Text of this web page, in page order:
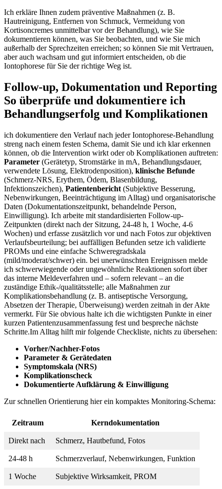
Ich erkläre Ihnen zudem ‌präventive Maßnahmen (z. B.
Hautreinigung, Entfernen von Schmuck, Vermeidung ⁢von
Kortisoncremes unmittelbar⁤ vor⁤ der Behandlung), wie Sie
dokumentieren ‍können, was⁤ Sie beobachten, und wie Sie mich
außerhalb der Sprechzeiten erreichen;⁣ so können​ Sie mit Vertrauen,
aber‍ auch wachsam⁢ und gut informiert entscheiden, ob die
Iontophorese ⁣für Sie der ‍richtige Weg ist.
Follow-up,​ Dokumentation⁤ und ‍Reporting
So überprüfe⁤ und dokumentiere ​ich
Behandlungserfolg und Komplikationen
ich dokumentiere den‍ Verlauf nach jeder Iontophorese-Behandlung⁤
streng nach einem festen Schema, damit Sie und‍ ich klar erkennen
können, ob die Intervention wirkt oder ob Komplikationen auftreten:
Parameter (Gerätetyp, Stromstärke in mA, Behandlungsdauer,
verwendete ‌Lösung, Elektrodenposition), klinische Befunde
(Schmerz-NRS, Erythem, Ödem, ​Blasenbildung,
Infektionszeichen), Patientenbericht (Subjektive Besserung,
Nebenwirkungen, Beeinträchtigung im Alltag) und organisatorische
Daten⁢ (Dokumentationszeitpunkt, behandelnde⁤ Person,
Einwilligung). Ich arbeite mit standardisierten Follow-up-
Zeitpunkten (direkt ⁢nach der Sitzung, 24-48 h, 1 ‍Woche, 4-6
Wochen) und erfasse zusätzlich vor⁢ und nach Fotos zur ‌objektiven⁢
Verlaufsbeurteilung;⁢ bei ​auffälligen Befunden setze ich validierte
‍PROMs​ und eine einfache Schweregradskala
(mild/moderat/schwer) ein.⁤ bei unerwünschten Ereignissen ‍melde
ich schwerwiegende ⁣oder ungewöhnliche Reaktionen sofort über ​
das interne Meldeverfahren und – sofern ‌relevant – an die⁤
zuständige ​Ethik-/qualitätsstelle; alle Maßnahmen zur
Komplikationsbehandlung (z. B.‍ antiseptische Versorgung,
Absetzen⁣ der Therapie, Überweisung) werden⁢ zeitnah in der Akte⁣
vermerkt. Für Sie obvious halte​ ich die wichtigsten Punkte in einer
kurzen Patientenzusammenfassung fest und bespreche ⁤nächste
Schritte.Im ‌Alltag⁤ hilft mir folgende Checkliste,‍ nichts‍ zu übersehen:
Vorher/Nachher-Fotos
Parameter &​ Gerätedaten
Symptomskala (NRS)
Komplikationscheck
Dokumentierte Aufklärung‌ & Einwilligung
Zur ⁣schnellen Orientierung hier⁤ ein kompaktes Monitoring-Schema:
Zeitraum Kerndokumentation
Direkt nach Schmerz, Hautbefund, Fotos
24-48 h Schmerzverlauf, ​Nebenwirkungen, Funktion
1 Woche Subjektive⁢ Wirksamkeit, PROM